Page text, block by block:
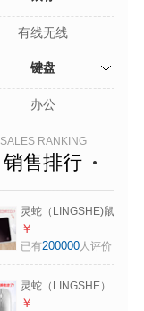
有线无线
键盘
办公
SALES RANKING
销售排行
灵蛇（LINGSHE)鼠
标垫 320*240*3超
大高级感渐变鼠标
粉黑渐变
￥
已有200000人评价
灵蛇（LINGSHE）
M175充电无线蓝牙
￥